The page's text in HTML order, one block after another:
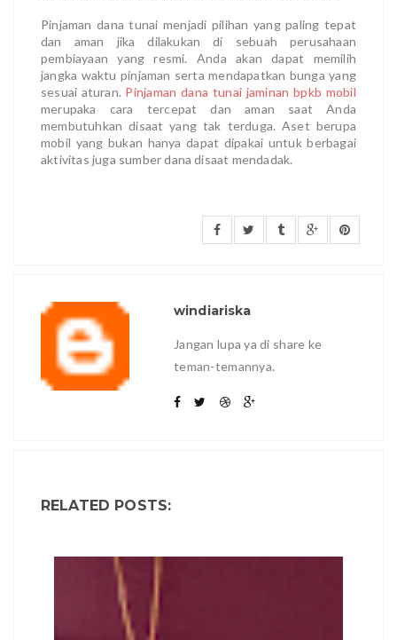
Pinjaman dana tunai menjadi pilihan yang paling tepat
dan aman jika dilakukan di sebuah perusahaan
pembiayaan yang resmi. Anda akan dapat memilih
jangka waktu pinjaman serta mendapatkan bunga yang
sesuai aturan. Pinjaman dana tunai jaminan bpkb mobil
merupaka cara tercepat dan aman saat Anda
membutuhkan disaat yang tak terduga. Aset berupa
mobil yang bukan hanya dapat dipakai untuk berbagai
aktivitas juga sumber dana disaat mendadak.
windiariska
Jangan lupa ya di share ke
teman-temannya.
RELATED POSTS: